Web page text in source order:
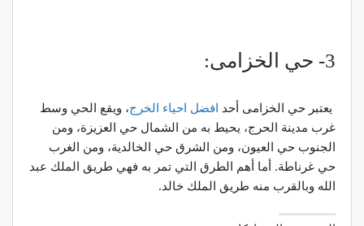
3- حي الخزامى:
يعتبر حي الخزامى أحد افضل احياء الخرج، ويقع الحي وسط
غرب مدينة الحرج، يحيط به من الشمال حي العزيزة، ومن
الجنوب حي العيون، ومن الشرق حي الخالدية، ومن الغرب
حي غرناطة. أما أهم الطرق التي تمر به فهي طريق الملك عبد
الله وبالقرب منه طريق الملك خالد.